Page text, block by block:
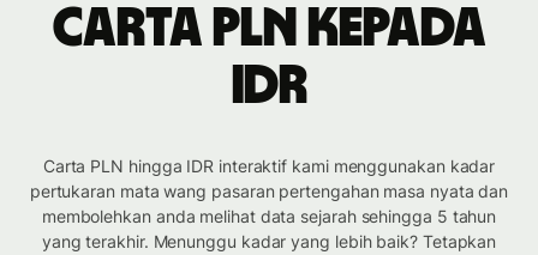
Carta PLN kepada
IDR
Carta PLN hingga IDR interaktif kami menggunakan kadar
pertukaran mata wang pasaran pertengahan masa nyata dan
membolehkan anda melihat data sejarah sehingga 5 tahun
yang terakhir. Menunggu kadar yang lebih baik? Tetapkan